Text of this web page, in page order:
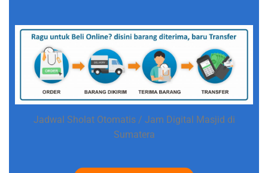
Jadwal Sholat Otomatis / Jam Digital Masjid di
Sumatera